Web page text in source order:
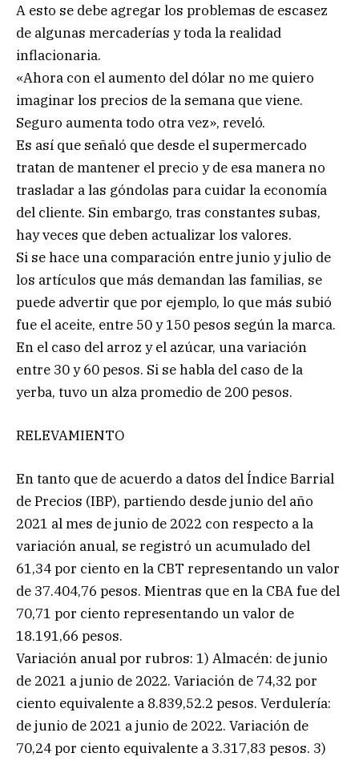
A esto se debe agregar los problemas de escasez
de algunas mercaderías y toda la realidad
inflacionaria.
«Ahora con el aumento del dólar no me quiero
imaginar los precios de la semana que viene.
Seguro aumenta todo otra vez», reveló.
Es así que señaló que desde el supermercado
tratan de mantener el precio y de esa manera no
trasladar a las góndolas para cuidar la economía
del cliente. Sin embargo, tras constantes subas,
hay veces que deben actualizar los valores.
Si se hace una comparación entre junio y julio de
los artículos que más demandan las familias, se
puede advertir que por ejemplo, lo que más subió
fue el aceite, entre 50 y 150 pesos según la marca.
En el caso del arroz y el azúcar, una variación
entre 30 y 60 pesos. Si se habla del caso de la
yerba, tuvo un alza promedio de 200 pesos.
RELEVAMIENTO
En tanto que de acuerdo a datos del Índice Barrial
de Precios (IBP), partiendo desde junio del año
2021 al mes de junio de 2022 con respecto a la
variación anual, se registró un acumulado del
61,34 por ciento en la CBT representando un valor
de 37.404,76 pesos. Mientras que en la CBA fue del
70,71 por ciento representando un valor de
18.191,66 pesos.
Variación anual por rubros: 1) Almacén: de junio
de 2021 a junio de 2022. Variación de 74,32 por
ciento equivalente a 8.839,52.2 pesos. Verdulería:
de junio de 2021 a junio de 2022. Variación de
70,24 por ciento equivalente a 3.317,83 pesos. 3)